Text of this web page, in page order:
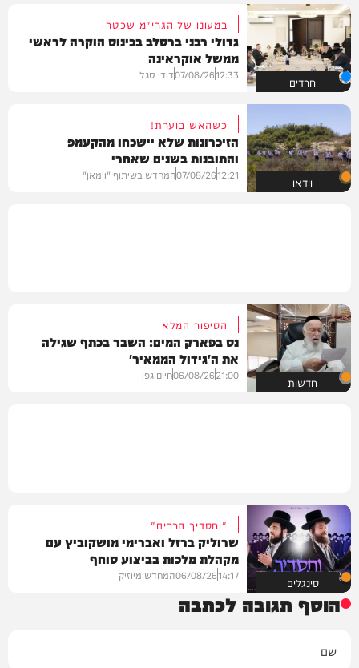
חרדים
במעונו של הגרי"מ שכטר
גדולי רבני ברסלב בכינוס הוקרה לראשי
ממשל אוקראינה
12:33
07/08/26דודי סגל
וידאו
כשהאש בוערת!
הזיכרונות שלא יישכחו מהקעמפ
והתובנות בשנים שאחרי
12:21
07/08/26המחדש בשיתוף "וימאן"
חדשות
הסיפור המלא
נס בפארק המים: השבר בכתף שגילה
את ה'גידול הממאיר'
21:00
06/08/26חיים גפן
סינגלים
"וחסדיך הרבים"
שרוליק ברזל ואברימי מושקוביץ עם
מקהלת מלכות בביצוע סוחף
14:17
06/08/26המחדש מיוזיק
הוסף תגובה לכתבה